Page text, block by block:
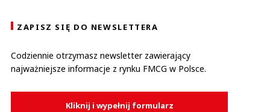
ZAPISZ SIĘ DO NEWSLETTERA
Codziennie otrzymasz newsletter zawierający
najważniejsze informacje z rynku FMCG w Polsce.
Kliknij i wypełnij formularz